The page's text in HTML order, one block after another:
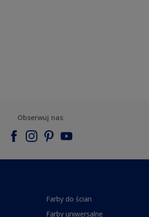
Obserwuj nas
Farby do ścian
Farby uniwersalne